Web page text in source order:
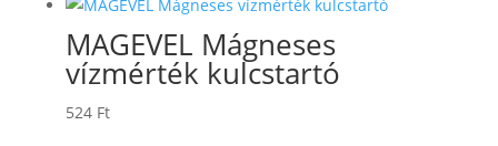
MAGEVEL Mágneses
vízmérték kulcstartó
524 Ft